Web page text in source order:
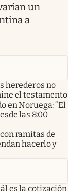
un
a
herederos no
el testamento
en Noruega: “El
las 8:00
ramitas de
hacerlo y
es la cotización